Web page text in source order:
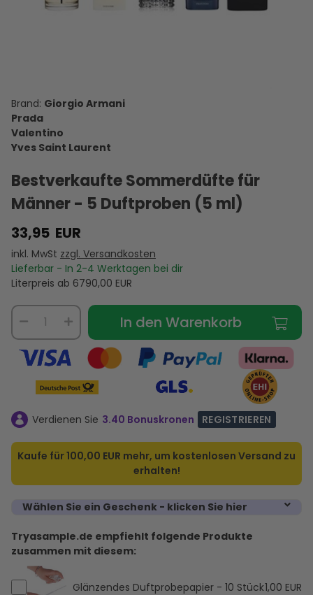
Giorgio Armani
Prada
Valentino
Yves Saint Laurent
Bestverkaufte Sommerdüfte für
Männer - 5 Duftproben (5 ml)
33,95EUR
inkl. MwSt zzgl. Versandkosten
Lieferbar - In 2-4 Werktagen bei dir
Literpreis ab 6790,00 EUR
In den Warenkorb
Verdienen Sie 3.40 Bonuskronen REGISTRIEREN
Kaufe für100,00 EUR mehr, um kostenlosen Versand zu
erhalten!
Wählen Sie ein Geschenk - klicken Sie hier
Tryasample.de empfiehlt folgende Produkte
zusammen mit diesem:
Glänzendes Duftprobepapier - 10 Stück1,00 EUR